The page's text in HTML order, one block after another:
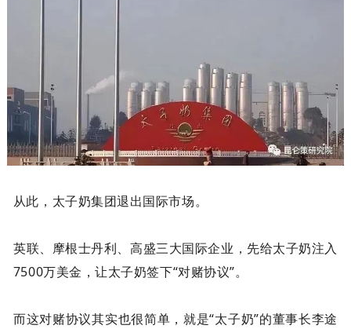
从此，太子奶集团退出国际市场。
英联、摩根士丹利、高盛三大国际企业，先给太子奶注入
7500万美金，让太子奶签下“对赌协议”。
而这对赌协议其实也很简单，就是“太子奶”的董事长李途